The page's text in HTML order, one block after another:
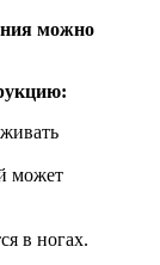
можно
может
в ногах.